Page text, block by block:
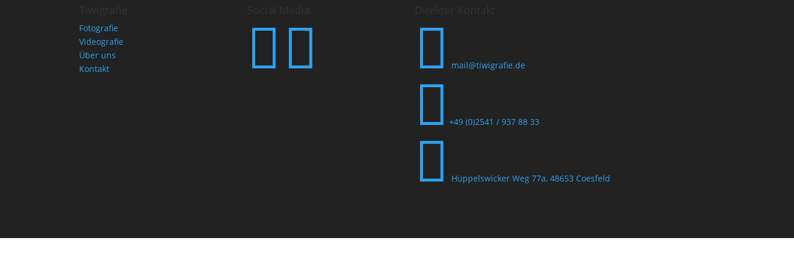
Fotografie
Videografie
Über uns
Kontakt
   mail@tiwigrafie.de
 +49 (0)2541 / 937 88 33
 Hüppelswicker Weg 77a, 48653 Coesfeld